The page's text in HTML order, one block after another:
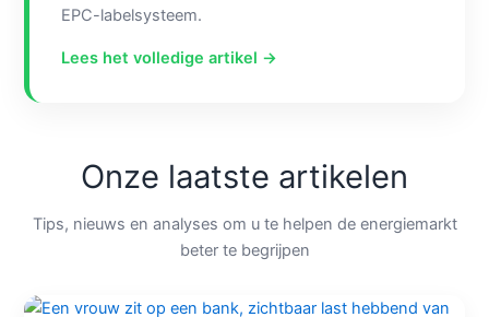
EPC-labelsysteem.
Lees het volledige artikel →
Onze laatste artikelen
Tips, nieuws en analyses om u te helpen de energiemarkt
beter te begrijpen